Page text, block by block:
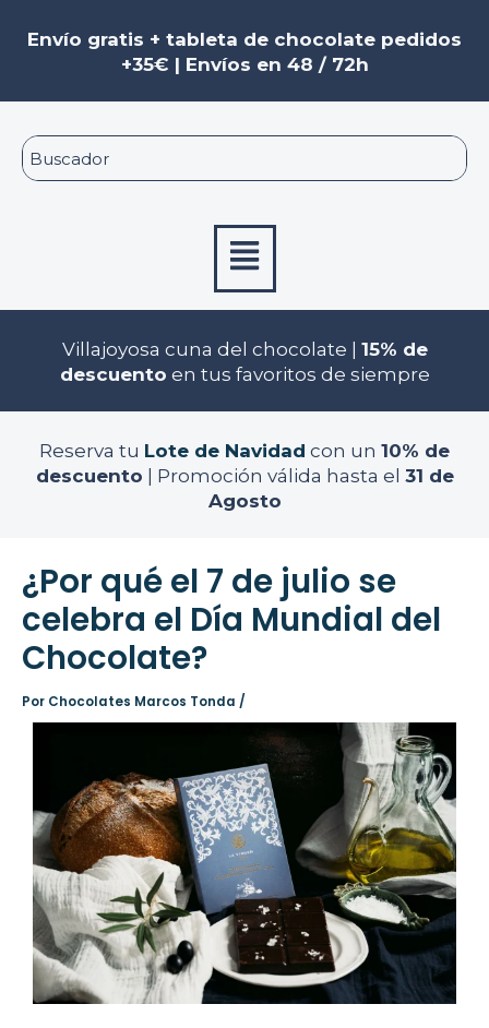
Envío gratis + tableta de chocolate pedidos
+35€ | Envíos en 48 / 72h
Menú
Villajoyosa cuna del chocolate | 15% de
descuento en tus favoritos de siempre
Reserva tu Lote de Navidad con un 10% de
descuento | Promoción válida hasta el 31 de
Agosto
¿Por qué el 7 de julio se
celebra el Día Mundial del
Chocolate?
Por Chocolates Marcos Tonda /
de